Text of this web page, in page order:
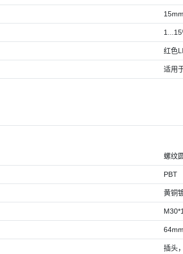
红色
适用
螺纹
PBT
黄铜
64mm
插头